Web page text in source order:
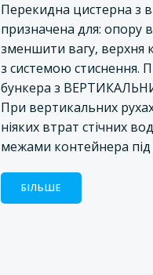
Перекидна цистерна з
призначена для: опору
зменшити вагу, верхня
з системою стиснення.
бункера з
При вертикальних
ніяких втрат стічних
межами контейнера під
БІЛЬШЕ